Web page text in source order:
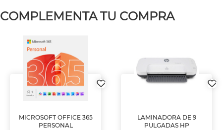
COMPLEMENTA TU COMPRA
MICROSOFT OFFICE 365
PERSONAL
LAMINADORA DE 9
PULGADAS HP